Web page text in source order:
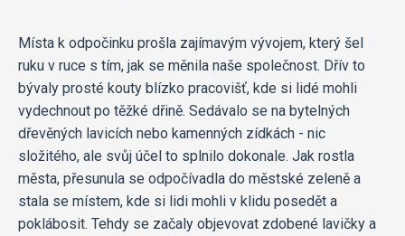
Místa k odpočinku prošla zajímavým vývojem, který šel
ruku v ruce s tím, jak se měnila naše společnost. Dřív to
bývaly prosté kouty blízko pracovišť, kde si lidé mohli
vydechnout po těžké dřině. Sedávalo se na bytelných
dřevěných lavicích nebo kamenných zídkách - nic
složitého, ale svůj účel to splnilo dokonale. Jak rostla
města, přesunula se odpočívadla do městské zeleně a
stala se místem, kde si lidi mohli v klidu posedět a
poklábosit. Tehdy se začaly objevovat zdobené lavičky a